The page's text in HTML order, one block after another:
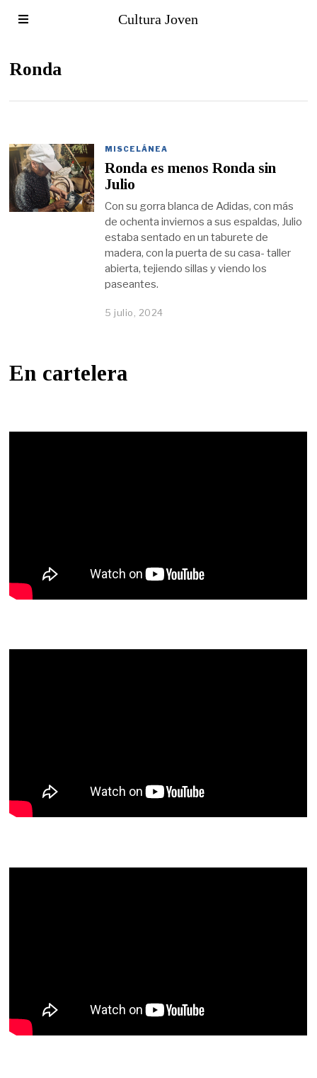
Cultura Joven
Ronda
MISCELÁNEA
Ronda es menos Ronda sin
Julio
Con su gorra blanca de Adidas, con más
de ochenta inviernos a sus espaldas, Julio
estaba sentado en un taburete de
madera, con la puerta de su casa- taller
abierta, tejiendo sillas y viendo los
paseantes.
5 julio, 2024
En cartelera